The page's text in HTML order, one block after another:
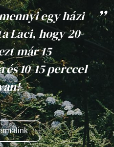
egy házi
Laci, hogy 20-
már 15
10-15 perccel